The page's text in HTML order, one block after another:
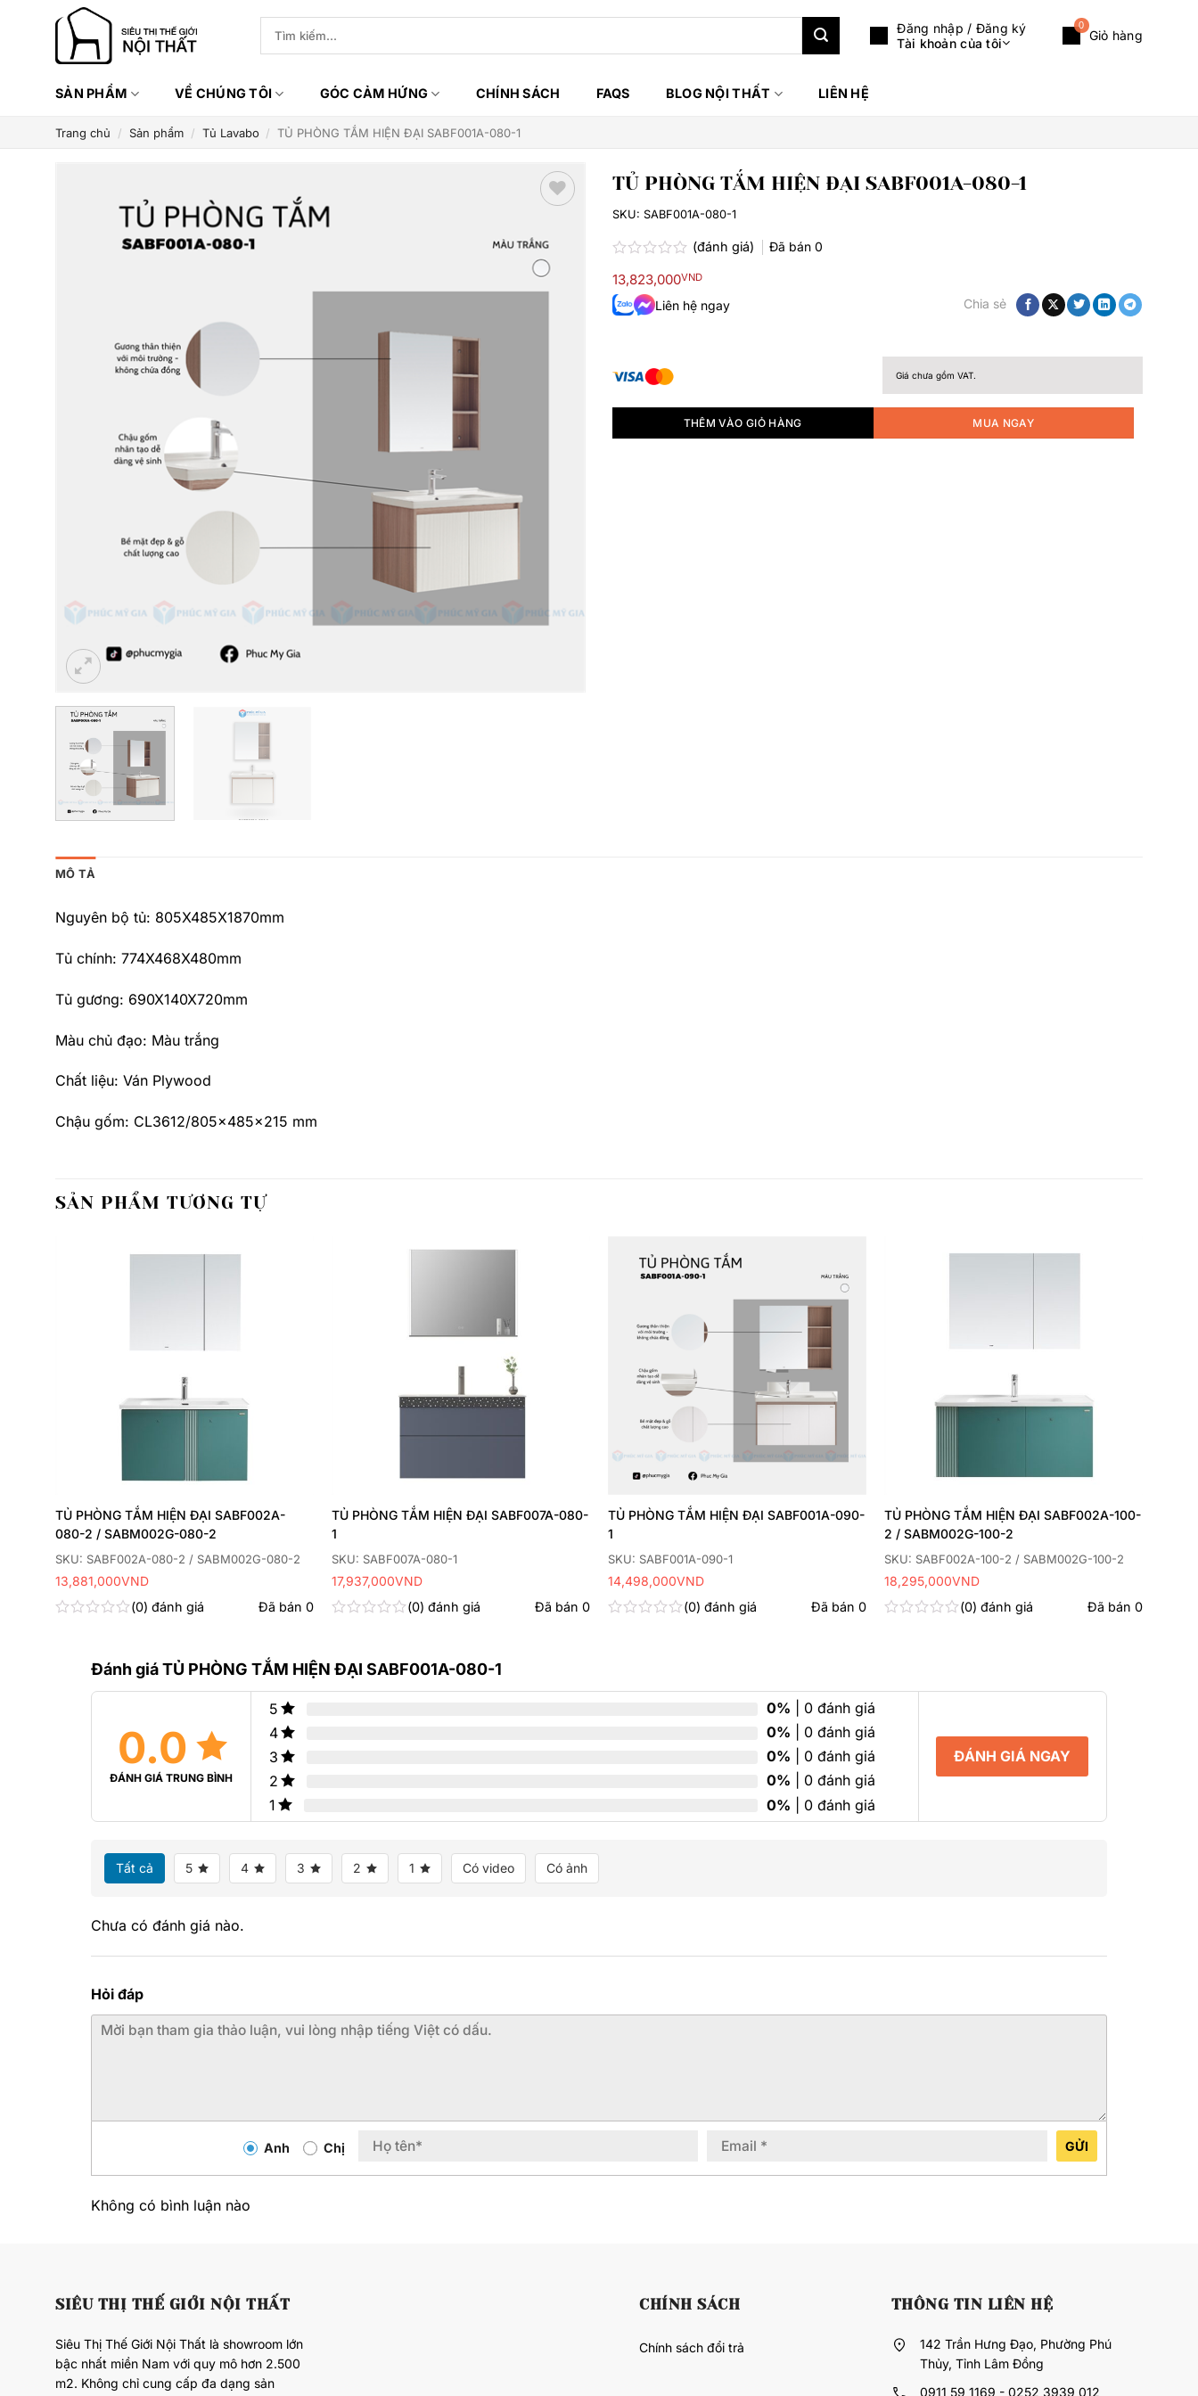
kiếm:
Đăng nhập / Đăng ký
Tài khoản của tôi
Giỏ hàng
0
SẢN PHẨM VỀ CHÚNG TÔI GÓC CẢM HỨNG CHÍNH SÁCH FAQS BLOG NỘI THẤT LIÊN HỆ
Trang chủ / Sản phẩm / Tủ Lavabo / TỦ PHÒNG TẮM HIỆN ĐẠI SABF001A-080-1
yêu
thích
TỦ PHÒNG TẮM HIỆN ĐẠI SABF001A-080-1
xếp
hạng
0.0
(đánh giá) Đã bán 0
13,823,000VND
Liên hệ ngay Chia sẻ
Giá chưa gồm VAT.
THÊM VÀO GIỎ HÀNG MUA NGAY
SKU: SABF001A-080-1
MÔ TẢ
Nguyên bộ tủ: 805X485X1870mm
Tủ chính: 774X468X480mm
Tủ gương: 690X140X720mm
Màu chủ đạo: Màu trắng
Chất liệu: Ván Plywood
Chậu gốm: CL3612/805x485x215 mm
SẢN PHẨM TƯƠNG TỰ
SKU: SABF002A-080-2 / SABM002G-080-2
TỦ PHÒNG TẮM HIỆN ĐẠI SABF002A-
080-2 / SABM002G-080-2
0 đánh giá Đã bán0
13,881,000VND
SKU: SABF007A-080-1
TỦ PHÒNG TẮM HIỆN ĐẠI SABF007A-080-
1
0
0 đánh giá Đã bán0
17,937,000VND
Thêm
yêu
thích
SKU: SABF001A-090-1
TỦ PHÒNG TẮM HIỆN ĐẠI SABF001A-090-
1
0 đánh giá Đã bán0
14,498,000VND
SKU: SABF002A-100-2 / SABM002G-100-2
TỦ PHÒNG TẮM HIỆN ĐẠI SABF002A-100-
2 / SABM002G-100-2
0 đánh giá Đã bán0
18,295,000VND
Đánh giá TỦ PHÒNG TẮM HIỆN ĐẠI SABF001A-080-1
0.0
ĐÁNH GIÁ TRUNG BÌNH
5 0% | 0 đánh giá
4
0% | 0 đánh giá
3
0% | 0 đánh giá
2
0% | 0 đánh giá
1
0% | 0 đánh giá
ĐÁNH GIÁ NGAY
Tất cả 5 4 3 2 1 Có video Có ảnh
Chưa có đánh giá nào.
Hỏi đáp
Anh Chị GỬI
Không có bình luận nào
SIÊU THỊ THẾ GIỚI NỘI THẤT
Siêu Thị Thế Giới Nội Thất là showroom lớn
bậc nhất miền Nam với quy mô hơn 2.500
m2. Không chỉ cung cấp đa dạng sản
CHÍNH SÁCH
Chính sách đổi trả
THÔNG TIN LIÊN HỆ
142 Trần Hưng Đạo, Phường Phú
Thủy, Tỉnh Lâm Đồng
0911 59 1169 - 0252 3939 012